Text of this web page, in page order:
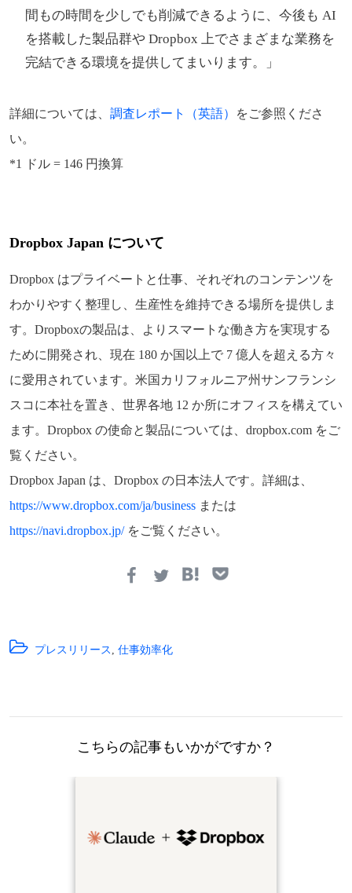
間もの時間を少しでも削減できるように、今後も AI
を搭載した製品群や Dropbox 上でさまざまな業務を
完結できる環境を提供してまいります。」
詳細については、 調査レポート（英語）
をご参照くださ
い。
*1 ドル = 146 円換算
Dropbox Japan について
Dropbox はプライベートと仕事、それぞれのコンテンツを
わかりやすく整理し、生産性を維持できる場所を提供しま
す。Dropboxの製品は、よりスマートな働き方を実現する
ために開発され、現在 180 か国以上で 7 億人を超える方々
に愛用されています。米国カリフォルニア州サンフランシ
スコに本社を置き、世界各地 12 か所にオフィスを構えてい
ます。Dropbox の使命と製品については、dropbox.com をご
覧ください。
Dropbox Japan は、Dropbox の日本法人です。詳細は、
https://www.dropbox.com/ja/business または
https://navi.dropbox.jp/をご覧ください。
プレスリリース 仕事効率化
こちらの記事もいかがですか？